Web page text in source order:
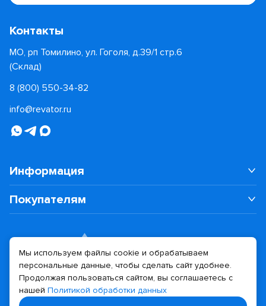
Контакты
МО, рп Томилино, ул. Гоголя, д.39/1 стр.6
(Склад)
8 (800) 550-34-82
info@revator.ru
Информация
Покупателям
Дизайн сайта Разработка сайта
Мы используем файлы cookie и обрабатываем
персональные данные, чтобы сделать сайт удобнее.
Продолжая пользоваться сайтом, вы соглашаетесь с
нашей Политикой обработки данных